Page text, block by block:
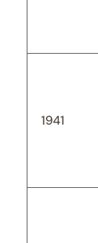
1941